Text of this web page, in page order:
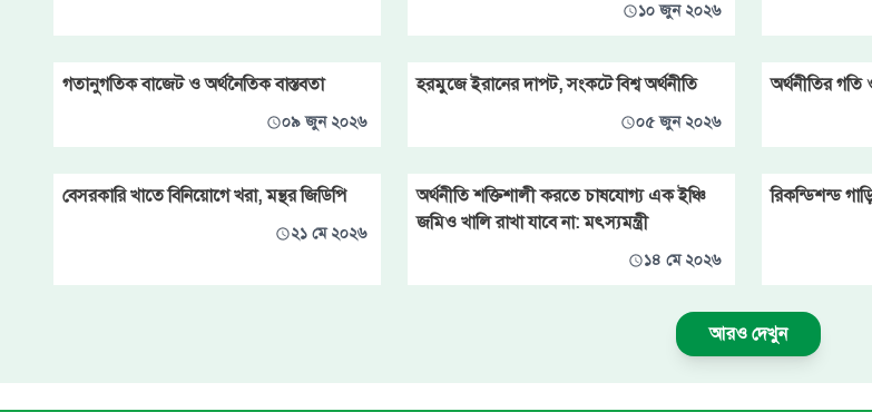
১০ জুন ২০২৬
গতানুগতিক বাজেট ও অর্থনৈতিক বাস্তবতা
০৯ জুন ২০২৬
হরমুজে ইরানের দাপট, সংকটে বিশ্ব অর্থনীতি
০৫ জুন ২০২৬
অর্থনীতির গতি
বেসরকারি খাতে বিনিয়োগে খরা, মন্থর জিডিপি
২১ মে ২০২৬
অর্থনীতি শক্তিশালী করতে চাষযোগ্য এক ইঞ্চি
জমিও খালি রাখা যাবে না: মৎস্যমন্ত্রী
১৪ মে ২০২৬
রিকন্ডিশন্ড
আরও দেখুন